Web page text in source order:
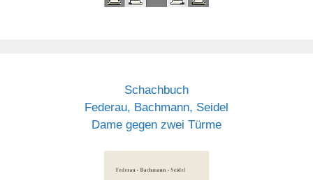
Schachbuch
Federau, Bachmann, Seidel
Dame gegen zwei Türme